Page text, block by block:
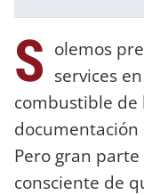
S olemos
services
combustible
documentación
Pero gran
consciente de